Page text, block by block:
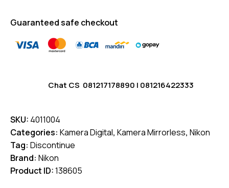
Guaranteed safe checkout
Chat CS 081217178890 | 081216422333
SKU: 4011004
Categories: Kamera Digital, Kamera Mirrorless, Nikon
Tag: Discontinue
Brand: Nikon
Product ID:138605